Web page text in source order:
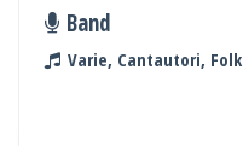
Band
Varie, Cantautori, Folk